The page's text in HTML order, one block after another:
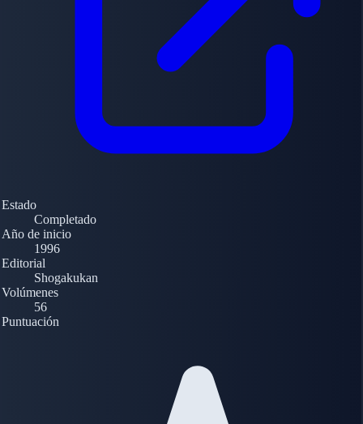
Estado
Completado
Año de inicio
1996
Editorial
Shogakukan
Volúmenes
56
Puntuación